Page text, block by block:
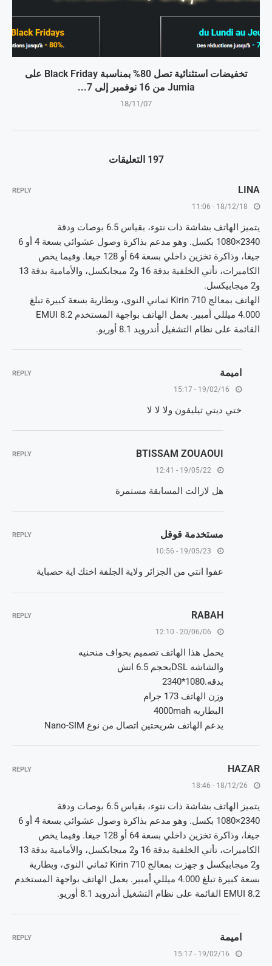
تخفيضات استثنائية تصل 80% بمناسبة Black Friday على
Jumia من 16 نوفمبر إلى 7...
18/11/07
197 التعليقات
LINA
18/12/18 - 11:06
يتميز الهاتف بشاشة ذات نتوء، بقياس 6.5 بوصات ودقة
2340×1080 بكسل. وهو مدعم بذاكرة وصول عشوائي بسعة 4 أو 6
جيغا، وذاكرة تخزين داخلي بسعة 64 أو 128 جيغا. وفيما يخص
الكاميرات، تأتي الخلفية بدقة 16 و2 ميجابكسل، والأمامية بدقة 13
و2 ميجابيكسل.
الهاتف بمعالج Kirin 710 ثماني النوى، وبطارية بسعة كبيرة تبلغ
4.000 ميللي أمبير. يعمل الهاتف بواجهة المستخدم EMUI 8.2
القائمة على نظام التشغيل أندرويد 8.1 أوريو.
REPLY
اميمة
19/02/16 - 15:17
ختي ديتي تيليفون ولا لا لا
REPLY
BTISSAM ZOUAOUI
19/05/22 - 12:41
هل لازالت المسابقة مستمرة
REPLY
مستخدمة قوقل
19/05/23 - 10:56
عفوا انتي من الجزائر ولاية الجلفة اختك اية حصباية
REPLY
RABAH
20/06/06 - 12:10
يحمل هذا الهاتف تصميم بحواف منحنيه
والشاشه DSLبحجم 6.5 انش
بدقه.1080*2340
وزن الهاتف 173 جرام
البطاريه 4000mah
يدعم الهاتف شريحتين اتصال من نوع Nano-SIM
REPLY
HAZAR
18/12/26 - 18:46
يتميز الهاتف بشاشة ذات نتوء، بقياس 6.5 بوصات ودقة
2340×1080 بكسل. وهو مدعم بذاكرة وصول عشوائي بسعة 4 أو 6
جيغا، وذاكرة تخزين داخلي بسعة 64 أو 128 جيغا. وفيما يخص
الكاميرات، تأتي الخلفية بدقة 16 و2 ميجابكسل، والأمامية بدقة 13
و2 ميجابيكسل و جهزت بمعالج Kirin 710 ثماني النوى، وبطارية
بسعة كبيرة تبلغ 4.000 ميللي أمبير. يعمل الهاتف بواجهة المستخدم
EMUI 8.2 القائمة على نظام التشغيل أندرويد 8.1 أوريو.
REPLY
اميمة
19/02/16 - 15:17
REPLY